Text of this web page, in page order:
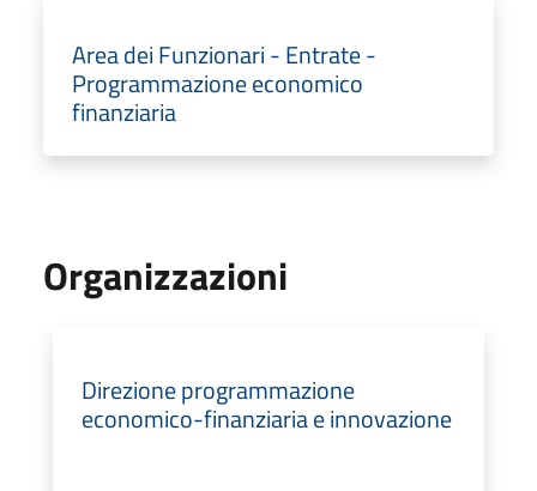
Area dei Funzionari - Entrate -
Programmazione economico
finanziaria
Organizzazioni
Direzione programmazione
economico-finanziaria e innovazione